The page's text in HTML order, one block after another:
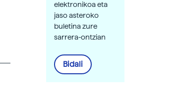
elektronikoa eta
jaso asteroko
buletina zure
sarrera-ontzian
Bidali